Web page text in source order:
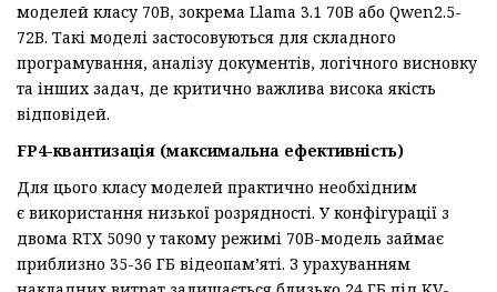
моделей класу 70B, зокрема Llama 3.1 70B або Qwen2.5-
72B. Такі моделі застосовуються для складного
програмування, аналізу документів, логічного висновку
та інших задач, де критично важлива висока якість
відповідей.
FP4-квантизація (максимальна ефективність)
Для цього класу моделей практично необхідним
є використання низької розрядності. У конфігурації з
двома RTX 5090 у такому режимі 70B-модель займає
приблизно 35-36 ГБ відеопам’яті. З урахуванням